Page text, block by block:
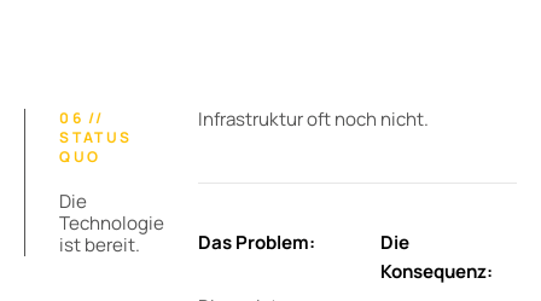
06 //
STATUS
QUO
Die
Technologie
ist bereit.
Infrastrukturoft noch nicht.
Das Problem:
Die
Konsequenz: